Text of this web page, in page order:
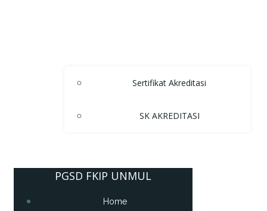
Sertifikat Akreditasi
SK AKREDITASI
PGSD FKIP UNMUL
Home